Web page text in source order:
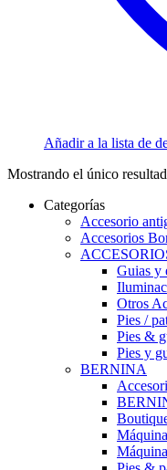
Añadir a la lista de
Mostrando el único
Categorías
Accesorio
Accesorios
Guias y
Otros
Pies /
Pies &
Pies y
BERNINA